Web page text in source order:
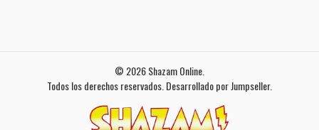
© 2026 Shazam Online.
Todos los derechos reservados.Desarrollado por Jumpseller.